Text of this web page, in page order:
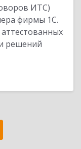
ИТС)
фирмы 1С.
решений